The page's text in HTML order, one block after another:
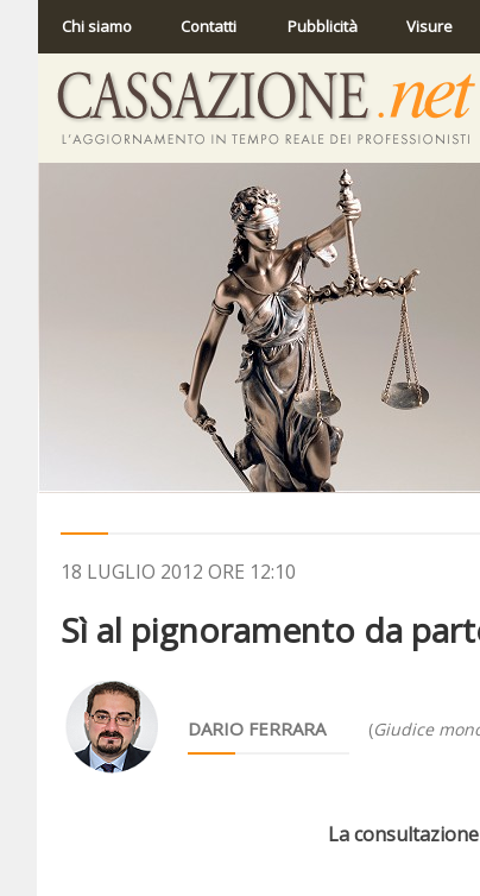
Chi siamo Contatti Pubblicità Visure
18 LUGLIO 2012 ORE 12:10
Sì al pignoramento da
DARIO FERRARA (Giudice
La